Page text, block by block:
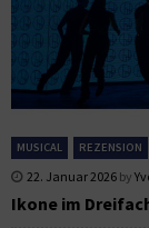
MUSICAL REZENSION
22. Januar 2026 by
Ikone im